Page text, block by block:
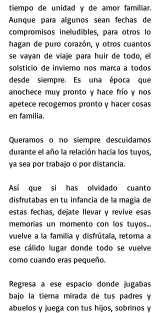
tiempo de unidad y de amor familiar.
Aunque para algunos sean fechas de
compromisos ineludibles, para otros lo
hagan de puro corazón, y otros cuantos
se vayan de viaje para huir de todo, el
solsticio de invierno nos marca a todos
desde siempre. Es una época que
anochece muy pronto y hace frío y nos
apetece recogernos pronto y hacer cosas
en familia.
Queramos o no siempre descuidamos
durante el año la relación hacia los tuyos,
ya sea por trabajo o por distancia.
Así que si has olvidado cuanto
disfrutabas en tu infancia de la magia de
estas fechas, dejate llevar y revive esas
memorias un momento con los tuyos…
vuelve a la familia y disfrútala, retorna a
ese cálido lugar donde todo se vuelve
como cuando eras pequeño.
Regresa a ese espacio donde jugabas
bajo la tierna mirada de tus padres y
abuelos y juega con tus hijos, sobrinos y